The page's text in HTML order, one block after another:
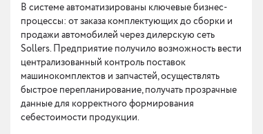
В системе автоматизированы ключевые бизнес-
процессы: от заказа комплектующих до сборки и
продажи автомобилей через дилерскую сеть
Sollers. Предприятие получило возможность вести
централизованный контроль поставок
машинокомплектов и запчастей, осуществлять
быстрое перепланирование, получать прозрачные
данные для корректного формирования
себестоимости продукции.